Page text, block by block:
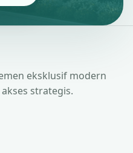
eksklusif modern
strategis.